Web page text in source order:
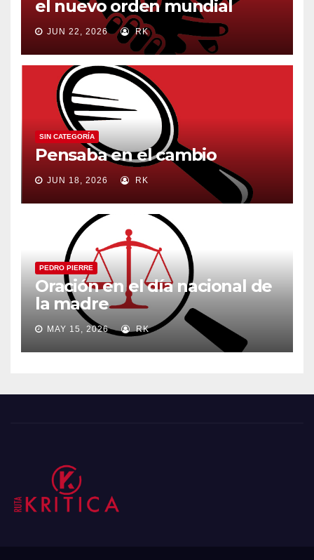
el nuevo orden mundial
JUN 22, 2026 RK
SIN CATEGORÍA
Pensaba en el cambio
JUN 18, 2026 RK
PEDRO PIERRE
Oración en el día nacional de
la madre
MAY 15, 2026 RK